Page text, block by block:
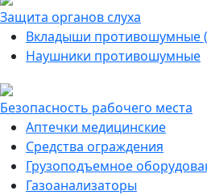
Защита органов слуха
Вкладыши противошумные
Наушники противошумные
Безопасность рабочего места
Аптечки медицинские
Средства ограждения
Грузоподъемное
Газоанализаторы